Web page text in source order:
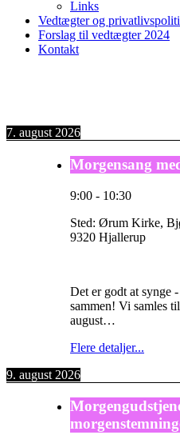
Links
Vedtægter og
Forslag til vedtægter 2024
Kontakt
7. august 2026
Morgensang
9:00 - 10:30
Sted: Ørum Kirke,
9320 Hjallerup
Det er godt at synge
sammen! Vi samles
august…
Flere detaljer...
9. august 2026